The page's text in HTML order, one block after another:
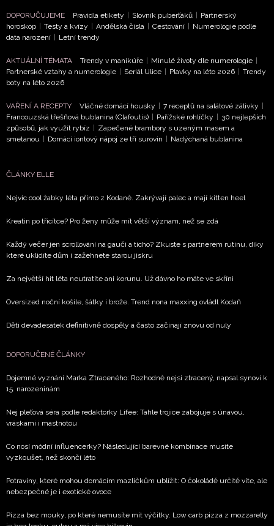
DOPORUČUJEME Pravidla etikety Slovník puberťáků
Partnerský
horoskop
Testy a kvízy Andělská čísla Cestování
Numerologie podle
data narození
Letní trendy
AKTUÁLNÍ TÉMATA Trendy v manikúře Minulé životy dle numerologie
Partnerské vztahy a numerologie
Seriál Ulice Plavky na léto 2026
Trendy
boty na léto 2026
VAŘENÍ A RECEPTY Vláčné domácí housky 7 receptů na salátové zálivky
Francouzská třešňová bublanina (Clafoutis)
Pařížské rohlíčky
30 nejlepších
způsobů, jak využít rybíz
Zapečené brambory s uzeným masem a
smetanou
Domácí iontový nápoj ze tří surovin Nadýchaná bublanina
ČLÁNKY ELLE
Nejvíc cool žabky léta přímo z Kodaně. Zakrývají palec a mají kitten heel
Kreatin po třicítce? Pro ženy může mít větší význam, než se zdá
Každý večer jen scrollování na gauči a ticho? Zkuste s partnerem rutinu, díky
které uklidíte dům i zažehnete starou jiskru
Za největší hit léta neutratíte ani korunu. Už dávno ho máte ve skříni
Oversized noční košile, šátky i brože. Trend nona maxxing ovládl Kodaň
Děti devadesátek definitivně dospěly a často začínají znovu od nuly
DOPORUČENÉ ČLÁNKY
Dojemné vyznání Marka Ztraceného: Rozhodně nejsi ztracený, napsal synovi k
15. narozeninám
Nej pleťová séra podle redaktorky Lifee: Tahle trojice zabojuje s únavou,
vráskami i mastnotou
Co nosí módní influencerky? Následující barevné kombinace musíte
vyzkoušet, než skončí léto
Potraviny, které mohou domácím mazlíčkům ublížit: O čokoládě určitě víte, ale
nebezpečné je i exotické ovoce
Pizza bez mouky, po které nemusíte mít výčitky. Low carb pizza z mozzarelly